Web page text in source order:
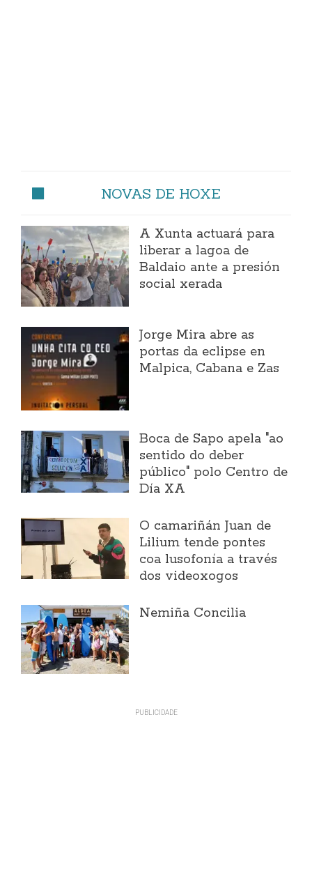
NOVAS DE HOXE
A Xunta actuará para
liberar a lagoa de
Baldaio ante a presión
social xerada
Jorge Mira abre as
portas da eclipse en
Malpica, Cabana e Zas
Boca de Sapo apela "ao
sentido do deber
público" polo Centro de
Día XA
O camariñán Juan de
Lilium tende pontes
coa lusofonía a través
dos videoxogos
Nemiña Concilia